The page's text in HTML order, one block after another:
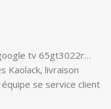
tv 65gt3022r…
Kaolack, livraison
se service client